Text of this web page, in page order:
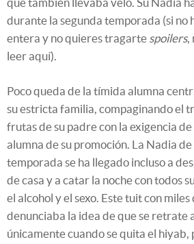
durante la segunda temporada (si no
entera y no quieres tragarte spoilers,
leer aquí).
Poco queda de la tímida alumna
su estricta familia, compaginando el
frutas de su padre con la exigencia
alumna de su promoción. La Nadia
temporada se ha llegado incluso a
de casa y a catar la noche con todos
el alcohol y el sexo. Este tuit con
denunciaba la idea de que se retrate
únicamente cuando se quita el